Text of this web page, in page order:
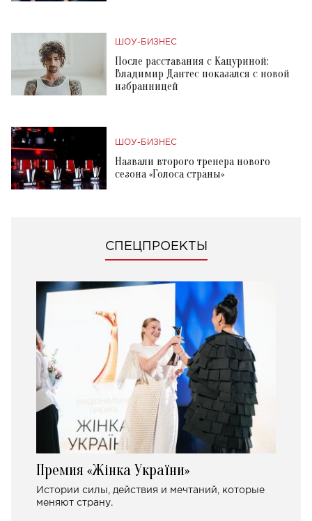
ШОУ-БИЗНЕС
После расставания с Кацуриной:
Владимир Дантес показался с новой
избранницей
ШОУ-БИЗНЕС
Назвали второго тренера нового
сезона «Голоса страны»
СПЕЦПРОЕКТЫ
Премия «Жінка України»
Истории силы, действия и мечтаний, которые
меняют страну.